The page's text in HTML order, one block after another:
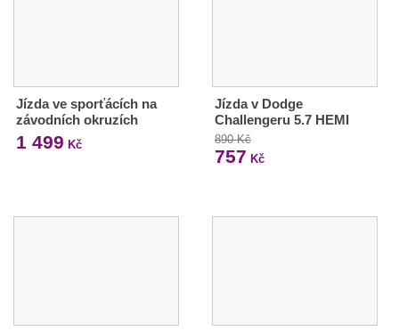
Jízda ve sporťácích na
závodních okruzích
1 499 Kč
Jízda v Dodge
Challengeru 5.7 HEMI
890 Kč
757 Kč